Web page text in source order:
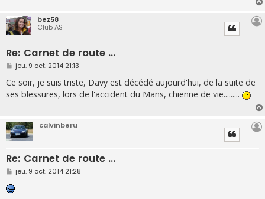
bez58
Club AS
Re: Carnet de route ...
M
e
s
s
a
jeu. 9 oct. 2014 21:13
Ce soir, je suis triste, Davy est décédé aujourd'hui, de la suite de
ses blessures, lors de l'accident du Mans, chienne de vie.........
calvinberu
Re: Carnet de route ...
M
e
s
s
jeu. 9 oct. 2014 21:28